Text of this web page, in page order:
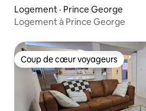
Logement · Prince George
Logement à Prince George
Coup de cœur voyageurs
Coup de cœur voyageurs